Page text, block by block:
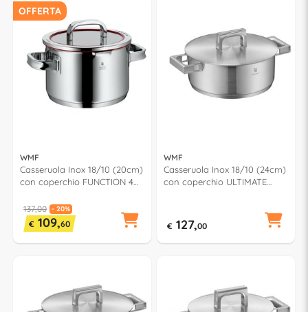
OFFERTA
WMF
Casseruola Inox 18/10 (20cm)
con coperchio FUNCTION 4
137,00 - 20%
€ 109,60
WMF
Casseruola Inox 18/10 (24cm)
con coperchio ULTIMATE
€ 127,00